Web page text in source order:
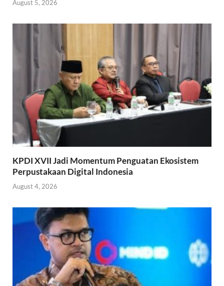
August 5, 2026
KPDI XVII Jadi Momentum Penguatan Ekosistem
Perpustakaan Digital Indonesia
August 4, 2026